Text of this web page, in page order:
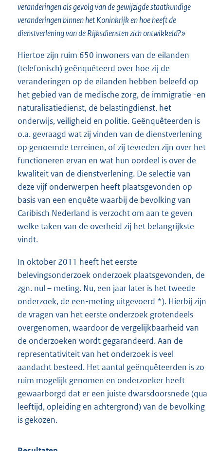
veranderingen als gevolg van de gewijzigde staatkundige
veranderingen binnen het Koninkrijk en hoe heeft de
dienstverlening van de Rijksdiensten zich ontwikkeld?»
Hiertoe zijn ruim 650 inwoners van de eilanden
(telefonisch) geënquêteerd over hoe zij de
veranderingen op de eilanden hebben beleefd op
het gebied van de medische zorg, de immigratie -en
naturalisatiedienst, de belastingdienst, het
onderwijs, veiligheid en politie. Geënquêteerden is
o.a. gevraagd wat zij vinden van de dienstverlening
op genoemde terreinen, of zij tevreden zijn over het
functioneren ervan en wat hun oordeel is over de
kwaliteit van de dienstverlening. De selectie van
deze vijf onderwerpen heeft plaatsgevonden op
basis van een enquête waarbij de bevolking van
Caribisch Nederland is verzocht om aan te geven
welke taken van de overheid zij het belangrijkste
vindt.
In oktober 2011 heeft het eerste
belevingsonderzoek onderzoek plaatsgevonden, de
zgn. nul – meting. Nu, een jaar later is het tweede
onderzoek, de een-meting uitgevoerd *). Hierbij zijn
de vragen van het eerste onderzoek grotendeels
overgenomen, waardoor de vergelijkbaarheid van
de onderzoeken wordt gegarandeerd. Aan de
representativiteit van het onderzoek is veel
aandacht besteed. Het aantal geënquêteerden is zo
ruim mogelijk genomen en onderzoeker heeft
gewaarborgd dat er een juiste dwarsdoorsnede (qua
leeftijd, opleiding en achtergrond) van de bevolking
is gekozen.